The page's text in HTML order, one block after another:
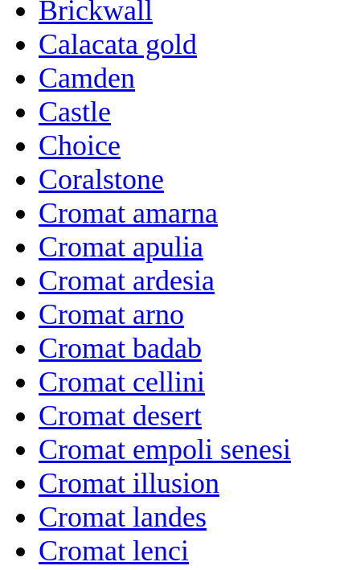
Brickwall
Calacata gold
Camden
Castle
Choice
Coralstone
Cromat amarna
Cromat apulia
Cromat ardesia
Cromat arno
Cromat badab
Cromat cellini
Cromat desert
Cromat empoli senesi
Cromat illusion
Cromat landes
Cromat lenci